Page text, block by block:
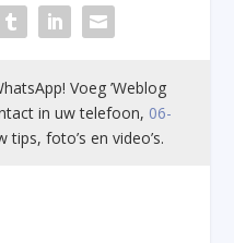
Voeg ’Weblog
in uw telefoon, 06-
tips, foto’s en video’s.